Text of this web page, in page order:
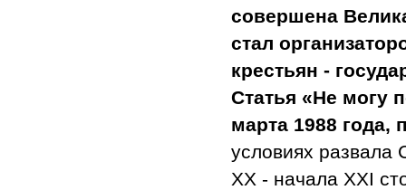
совершена
стал
крестьян -
Статья «Не могу
марта 1988
условиях развала
ХХ - начала ХХI